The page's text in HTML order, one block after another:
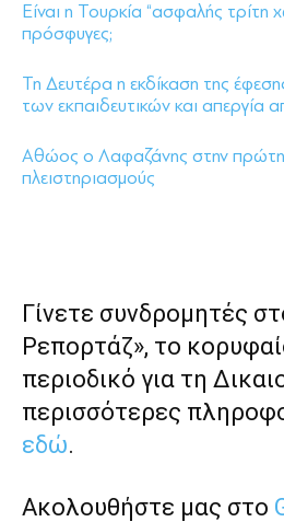
Είναι η Τουρκία “ασφαλής τρίτη
πρόσφυγες;
Τη Δευτέρα η εκδίκαση της
των εκπαιδευτικών και
Αθώος ο Λαφαζάνης στην πρώτη
πλειστηριασμούς
Γίνετε συνδρομητές
Ρεπορτάζ», το
περιοδικό για τη
περισσότερες
εδώ.
Ακολουθήστε μας στο